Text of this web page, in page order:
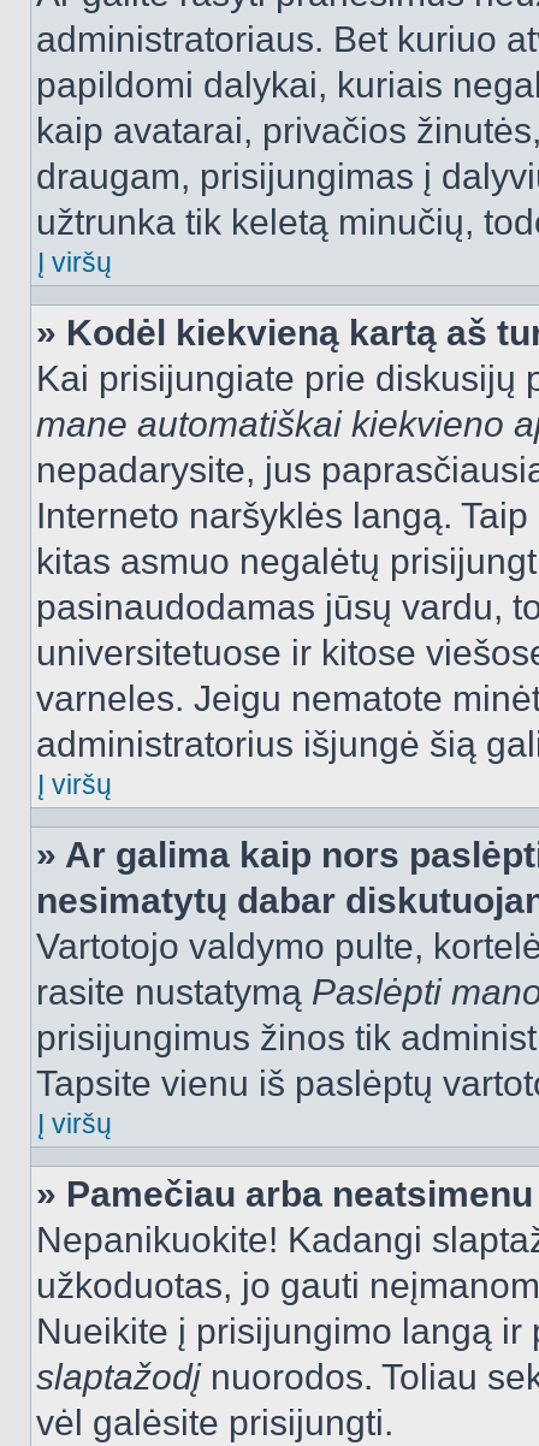
administratoriaus. Bet kuriuo
papildomi dalykai, kuriais
kaip avatarai, privačios
draugam, prisijungimas į
užtrunka tik keletą minučių,
Į viršų
» Kodėl kiekvieną kartą aš
Kai prisijungiate prie diskusijų
mane automatiškai kiekvieno
nepadarysite, jus
Interneto naršyklės langą.
kitas asmuo negalėtų
pasinaudodamas jūsų vardu,
universitetuose ir kitose
varneles. Jeigu nematote
administratorius išjungė šią
Į viršų
» Ar galima kaip nors
nesimatytų dabar
Vartotojo valdymo pulte,
rasite nustatymą Paslėpti
prisijungimus žinos tik
Tapsite vienu iš paslėptų
Į viršų
» Pamečiau arba
Nepanikuokite! Kadangi
užkoduotas, jo gauti
Nueikite į prisijungimo langą
slaptažodįnuorodos. Toliau
vėl galėsite prisijungti.